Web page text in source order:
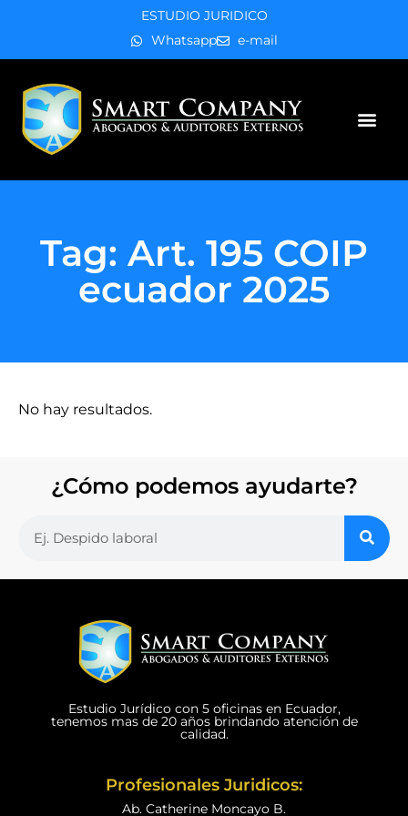
ESTUDIO JURIDICO
Whatsapp
e-mail
Tag: Art. 195 COIP
ecuador 2025
No hay resultados.
¿Cómo podemos ayudarte?
Estudio Jurídico con 5 oficinas en Ecuador,
tenemos mas de 20 años brindando atención de
calidad.
Profesionales Juridicos:
Ab. Catherine Moncayo B.